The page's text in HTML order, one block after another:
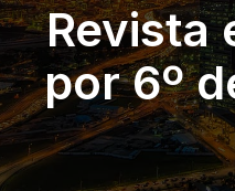
Revista
por 6º